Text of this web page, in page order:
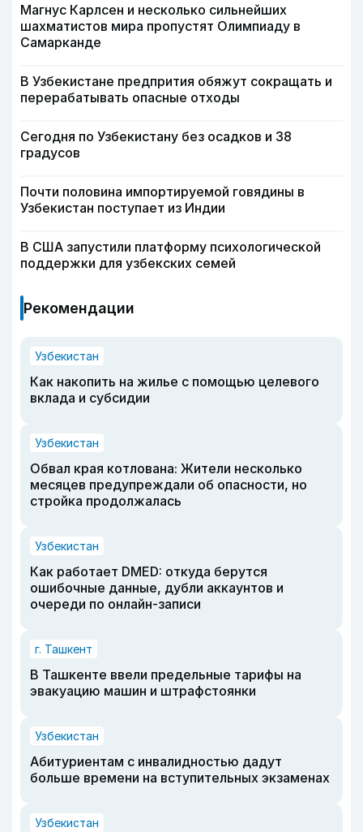
Магнус Карлсен и несколько сильнейших
шахматистов мира пропустят Олимпиаду в
Самарканде
В Узбекистане предпрития обяжут сокращать и
перерабатывать опасные отходы
Сегодня по Узбекистану без осадков и 38
градусов
Почти половина импортируемой говядины в
Узбекистан поступает из Индии
В США запустили платформу психологической
поддержки для узбекских семей
Рекомендации
Узбекистан
Как накопить на жилье с помощью целевого
вклада и субсидии
Узбекистан
Обвал края котлована: Жители несколько
месяцев предупреждали об опасности, но
стройка продолжалась
Узбекистан
Как работает DMED: откуда берутся
ошибочные данные, дубли аккаунтов и
очереди по онлайн-записи
г. Ташкент
В Ташкенте ввели предельные тарифы на
эвакуацию машин и штрафстоянки
Узбекистан
Абитуриентам с инвалидностью дадут
больше времени на вступительных экзаменах
Узбекистан